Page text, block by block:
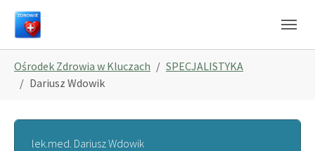
Skip to main navigation
Skip to main content
Skip to page footer
Ośrodek Zdrowia w Kluczach
SPECJALISTYKA
Dariusz Wdowik
lek.med. Dariusz Wdowik